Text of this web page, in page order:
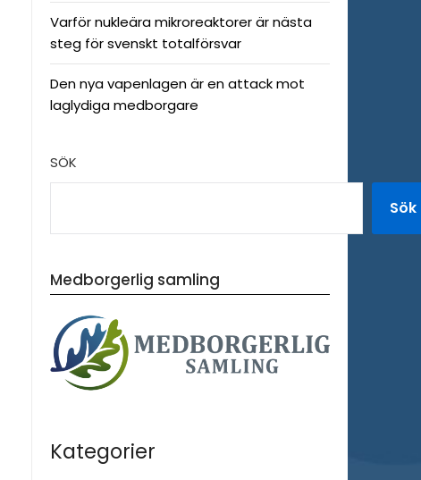
Varför nukleära mikroreaktorer är nästa
steg för svenskt totalförsvar
Den nya vapenlagen är en attack mot
laglydiga medborgare
SÖK
Sök
Medborgerlig samling
Kategorier